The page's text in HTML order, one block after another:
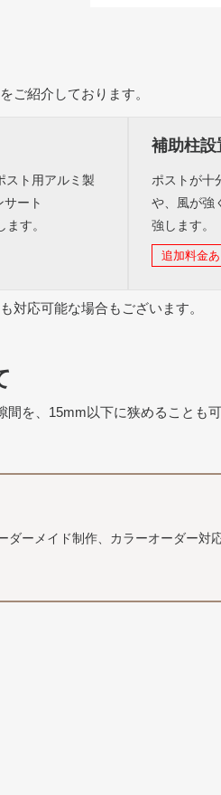
ご紹介しております。
す。
補助柱設
ポストが十
や、風が強
強します。
追加料金あ
対応可能な場合もございます。
を、15mm以下に狭めることも可